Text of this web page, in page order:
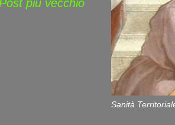
Post più vecchio
Sanità